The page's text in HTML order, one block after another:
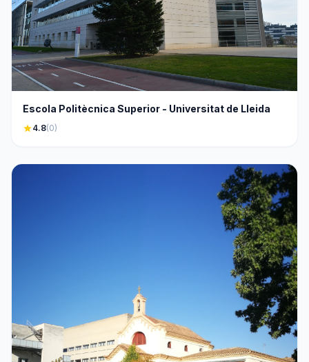
Escola Politècnica Superior - Universitat de Lleida
star4.8(0)